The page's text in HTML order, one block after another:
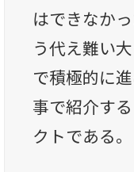
はできなか
う代え難い
で積極的に
事で紹介す
クトである。